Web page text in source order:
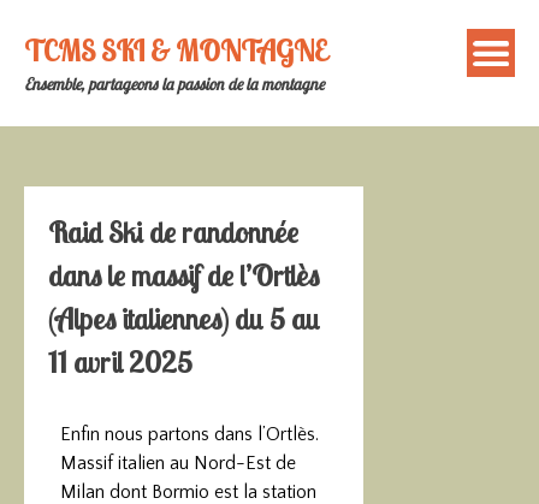
TCMS SKI & MONTAGNE
Ensemble, partageons la passion de la montagne
Raid Ski de randonnée
dans le massif de l’Ortlès
(Alpes italiennes) du 5 au
11 avril 2025
Enfin nous partons dans l’Ortlès.
Massif italien au Nord-Est de
Milan dont Bormio est la station